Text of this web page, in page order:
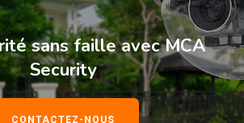
sans faille avec MCA
Security
CONTACTEZ-NOUS